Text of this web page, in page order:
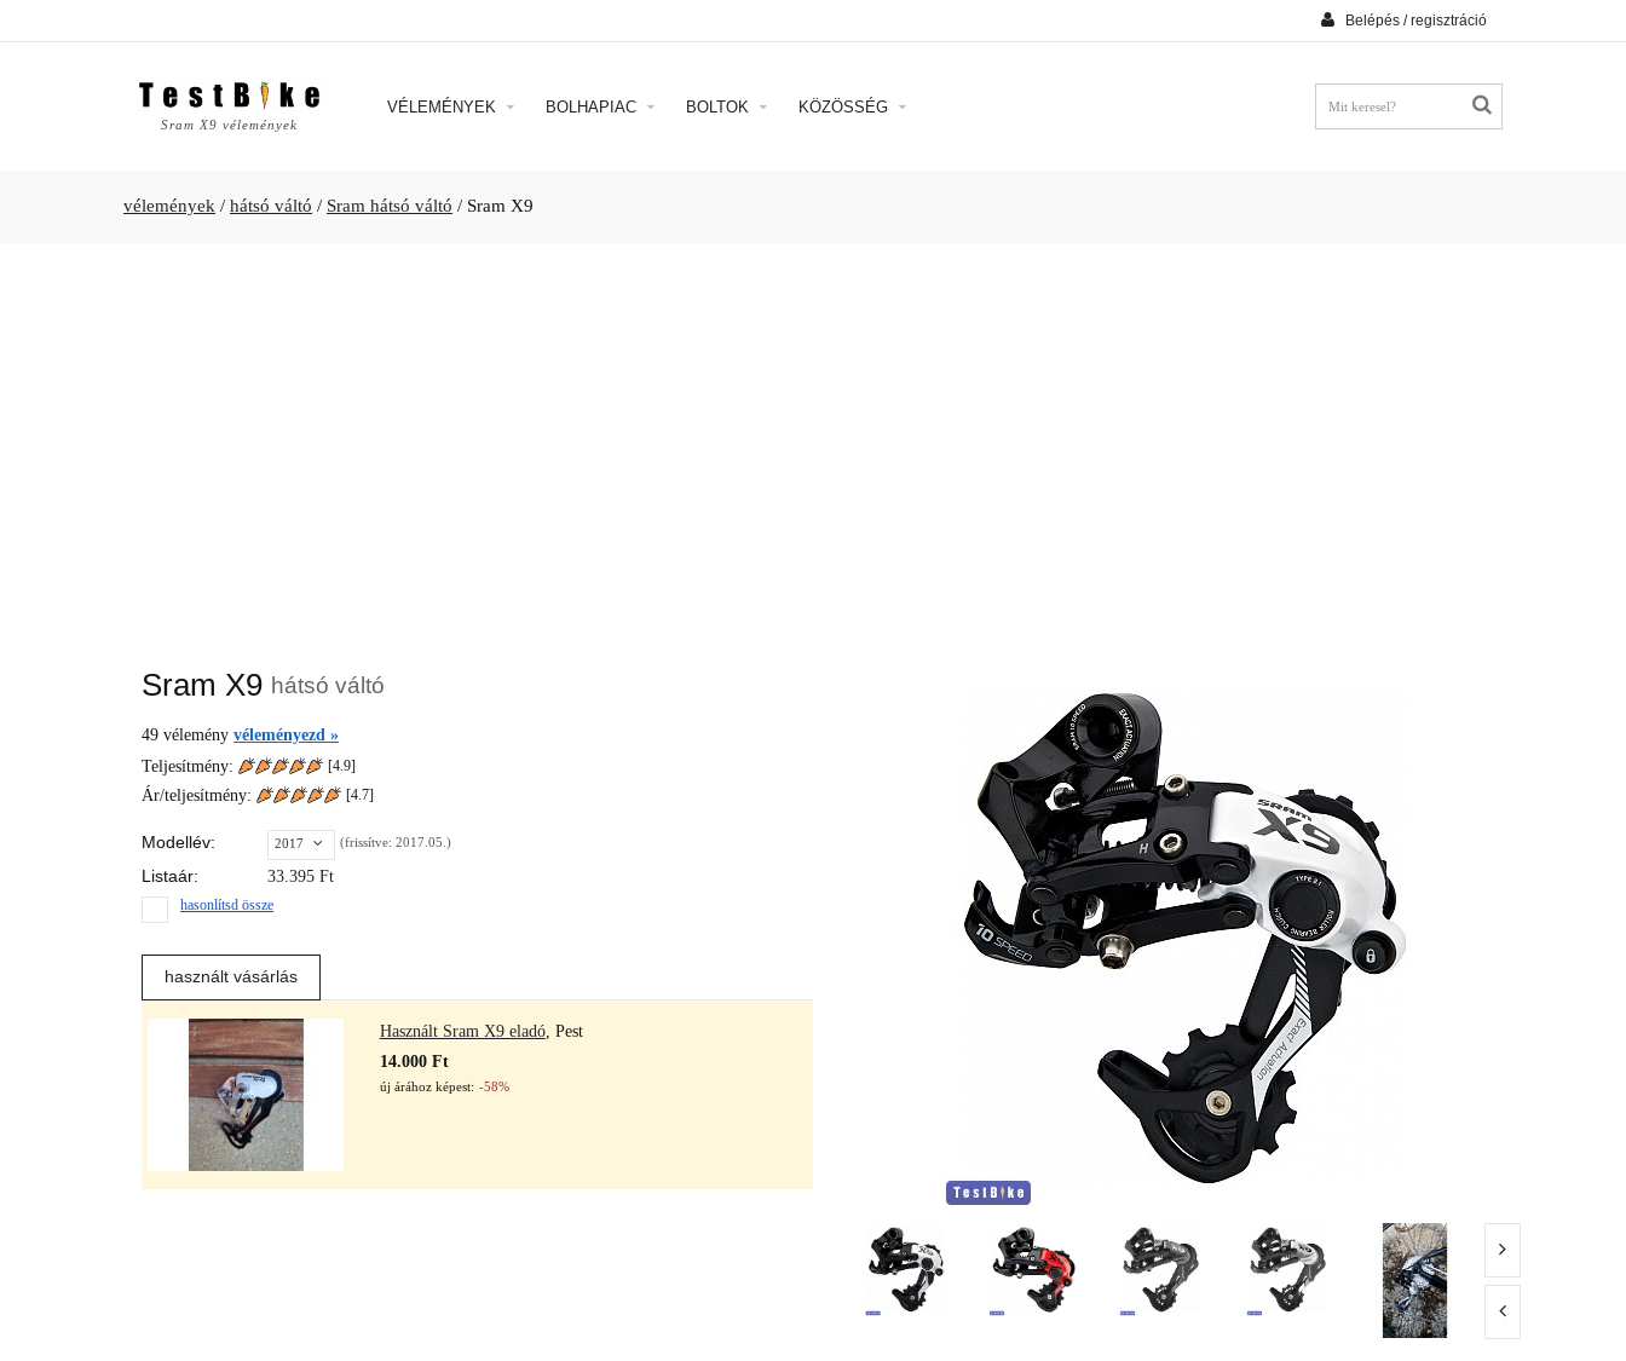
Belépés / regisztráció
Sram X9 vélemények
VÉLEMÉNYEK BOLHAPIAC BOLTOK KÖZÖSSÉG
vélemények / hátsó váltó / Sram hátsó váltó / Sram X9
Sram X9 hátsó váltó
49 vélemény véleményezd »
Teljesítmény:
[4.9]
Ár/teljesítmény: [4.7]
Modellév: 2017 (frissítve: 2017.05.)
Listaár: 33.395 Ft
hasonlítsd össze
használt vásárlás
Használt Sram X9 eladó, Pest
14.000 Ft
új árához képest: -58%